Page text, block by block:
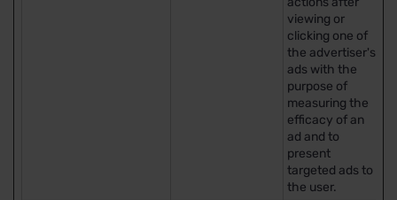
viewing or
clicking one of
the advertiser's
ads with the
purpose of
measuring the
efficacy of an
ad and to
present
targeted ads to
the user.